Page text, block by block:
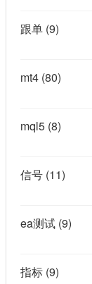
跟单 (9)
mt4 (80)
mql5 (8)
信号 (11)
ea测试 (9)
指标 (9)